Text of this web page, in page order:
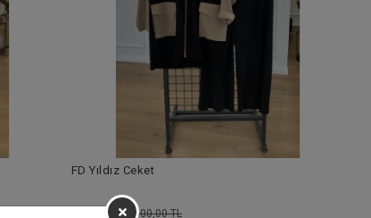
FD Yıldız Ceket
4.800,00 TL